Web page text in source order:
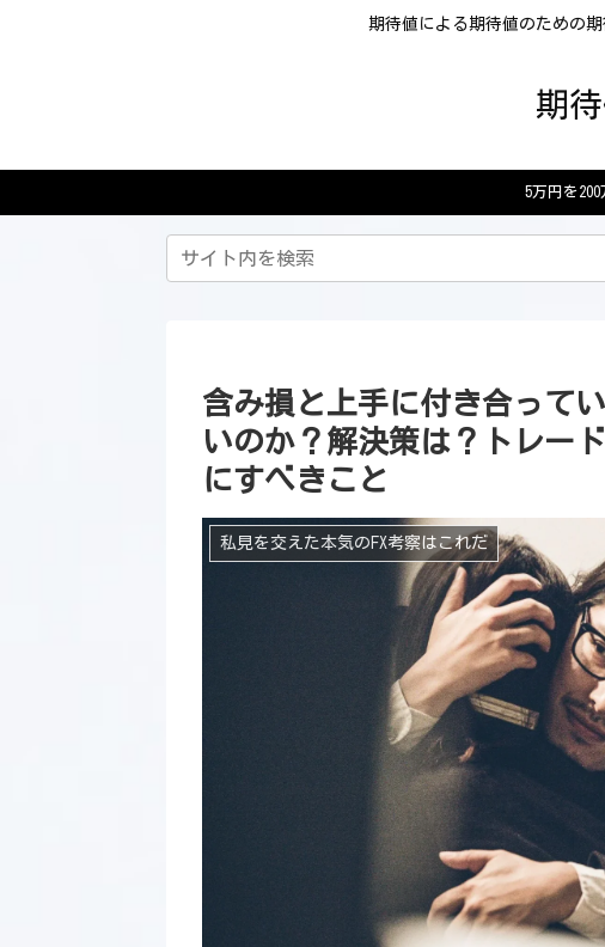
期待値による期待値のための
期
5万円を
含み損と上手に付き合って
いのか？解決策は？トレー
にすべきこと
私見を交えた本気のFX考察はこれだ